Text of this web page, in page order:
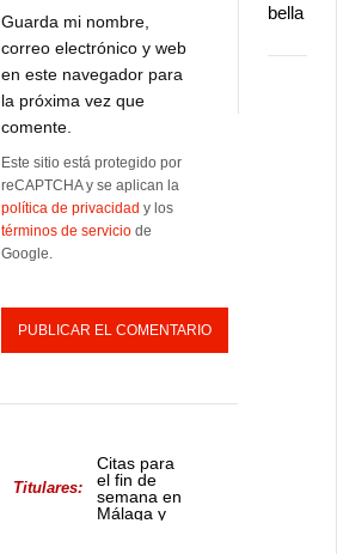
Guarda mi nombre,
correo electrónico y web
en este navegador para
la próxima vez que
comente.
Este sitio está protegido por
reCAPTCHA y se aplican la
política de privacidad y los
términos de servicio de
Google.
Titulares:
Citas para
el fin de
semana en
Málaga y
bella